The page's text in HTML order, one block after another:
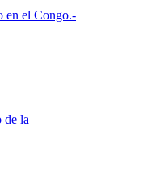
en el Congo.-
de la